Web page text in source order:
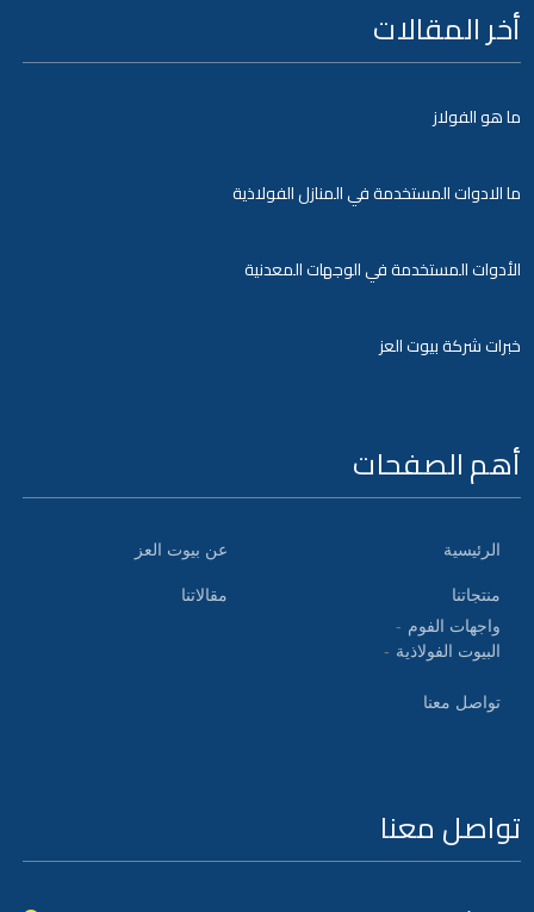
أخر المقالات
ما هو الفولاز
ما الادوات المستخدمة في المنازل الفولاذية
الأدوات المستخدمة في الوجهات المعدنية
خبرات شركة بيوت العز
أهم الصفحات
الرئيسية عن بيوت العز
منتجاتنا
واجهات الفوم
البيوت الفولاذية
مقالاتنا
تواصل معنا
تواصل معنا